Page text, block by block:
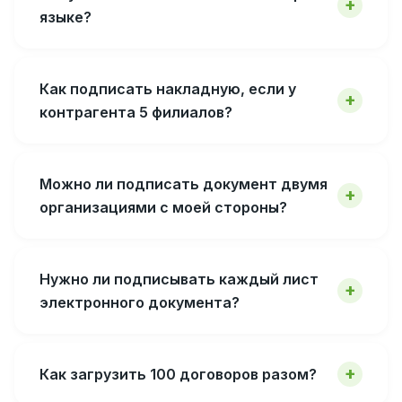
языке?
Как подписать накладную, если у
контрагента 5 филиалов?
Можно ли подписать документ двумя
организациями с моей стороны?
Нужно ли подписывать каждый лист
электронного документа?
Как загрузить 100 договоров разом?